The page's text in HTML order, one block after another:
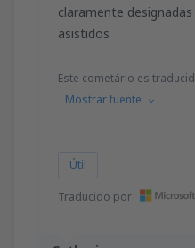
claramente
asistidos
Este cometário es
Mostrar fuente
Útil
Traducido por